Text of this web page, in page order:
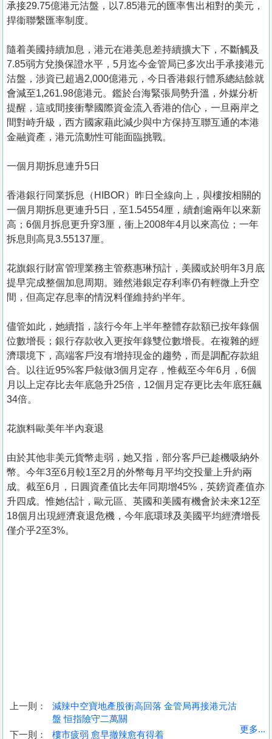
關
於
們
收
承接29.75億港元沽盤，以7.85港元的匯率售出相對的美元，
捍衞聯繫匯率制度。
隨着美國持續加息，港元在港美息差持續擴大下，不斷觸及
7.85弱方兌換保證水平，5月迄今金管局已多次出手承接港元
沽盤，涉資已超過2,000億港元，今日香港銀行體系總結餘就
會減至1,261.98億港元。鑑於台海緊張局勢升溫，外媒分析
提醒，這或間接衝擊國際資金流入香港的信心，一旦兩岸之
間對峙升級，西方國家藉此減少與中方保持互聯互通的本港
金融資產，港元流動性可能面臨挑戰。
一個月期拆息連升5日
香港銀行同業拆息（HIBOR）昨日全線向上，與樓按相關的
一個月期拆息更連升5日，至1.54554厘，續創逾兩年以來新
高；6個月拆息更升穿3厘，衝上2008年4月以來高位；一年
拆息則高見3.55137厘。
花旗銀行財富管理業務主管蔡惠琳預計，美國或於明年3月底
提早完成整個加息周期。雖然港銀定存利率仍有輕微上升空
間，但高定存息率的情況料僅維持約半年。
儘管如此，她續指，該行今年上半年整體存款額已按年錄個
位數增長；銀行存款收入更按年錄雙位數增長。在複雜的經
濟環境下，高端客戶沒有增持現金的趨勢，而是調配存款組
合。以往近95%客戶敍做3個月定存，惟截至今年6月，6個
月以上定存比去年底急升25倍，12個月定存更比去年底狂飆
34倍。
花旗料歐美年半內衰退
由於其他非美元貨幣走弱，她又指，部分客戶已趁機吸納外
幣。今年3至6月較1至2月的外幣每月平均交投量上升約兩
成。截至6月，日圓資產值比去年同期增45%，英鎊資產值亦
升四成。惟她估計，歐元區、英國和美國有機會於未來12至
18個月出現經濟衰退危機，今年底環球及美國平均經濟增長
僅介乎2至3%。
上一則：
減辣中空寶地產股衝高回落 金管局再接港元沽
盤 恒指險守二萬關
下一則：
樓市疲弱 愈早撤辣愈有得着
更多...